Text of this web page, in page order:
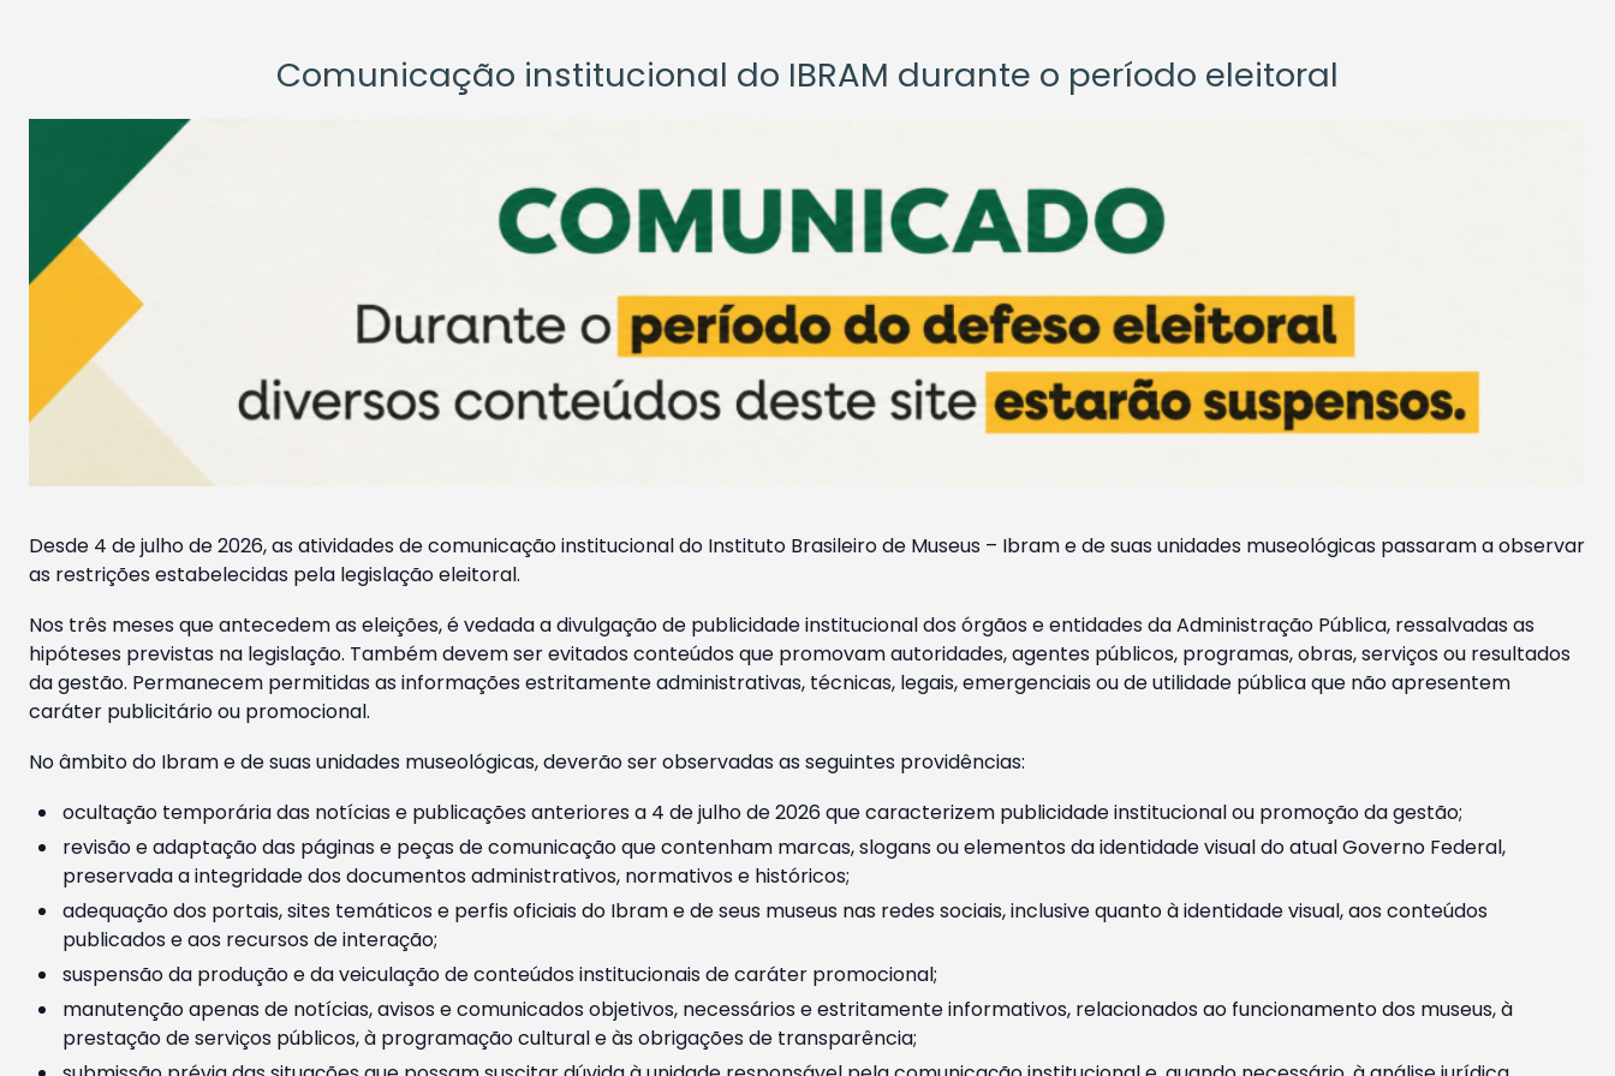
Comunicação institucional do IBRAM durante o período eleitoral
Desde 4 de julho de 2026, as atividades de comunicação institucional do Instituto Brasileiro de Museus – Ibram e de suas unidades museológicas passaram a observar
as restrições estabelecidas pela legislação eleitoral.
Nos três meses que antecedem as eleições, é vedada a divulgação de publicidade institucional dos órgãos e entidades da Administração Pública, ressalvadas as
hipóteses previstas na legislação. Também devem ser evitados conteúdos que promovam autoridades, agentes públicos, programas, obras, serviços ou resultados
da gestão. Permanecem permitidas as informações estritamente administrativas, técnicas, legais, emergenciais ou de utilidade pública que não apresentem
caráter publicitário ou promocional.
No âmbito do Ibram e de suas unidades museológicas, deverão ser observadas as seguintes providências:
ocultação temporária das notícias e publicações anteriores a 4 de julho de 2026 que caracterizem publicidade institucional ou promoção da gestão;
revisão e adaptação das páginas e peças de comunicação que contenham marcas, slogans ou elementos da identidade visual do atual Governo Federal,
preservada a integridade dos documentos administrativos, normativos e históricos;
adequação dos portais, sites temáticos e perfis oficiais do Ibram e de seus museus nas redes sociais, inclusive quanto à identidade visual, aos conteúdos
publicados e aos recursos de interação;
suspensão da produção e da veiculação de conteúdos institucionais de caráter promocional;
manutenção apenas de notícias, avisos e comunicados objetivos, necessários e estritamente informativos, relacionados ao funcionamento dos museus, à
prestação de serviços públicos, à programação cultural e às obrigações de transparência;